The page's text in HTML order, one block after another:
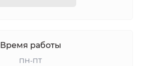
Время работы
ПН-ПТ